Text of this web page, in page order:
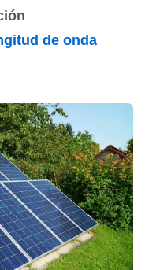
de onda